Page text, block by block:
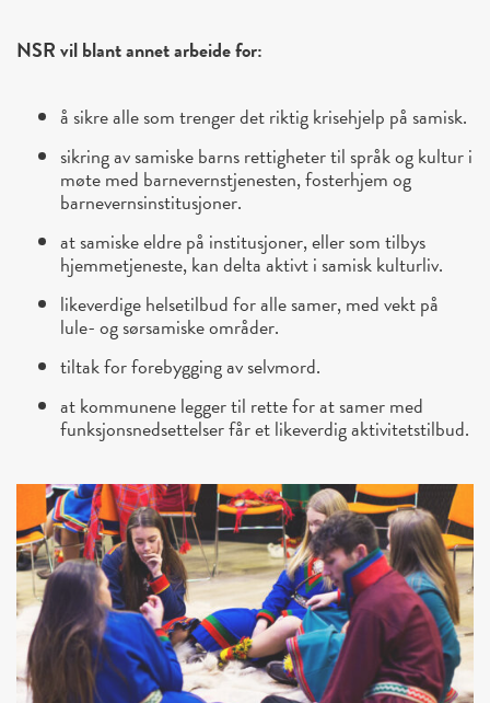
NSR vil blant annet arbeide for:
å sikre alle som trenger det riktig krisehjelp på samisk.
sikring av samiske barns rettigheter til språk og kultur i
møte med barnevernstjenesten, fosterhjem og
barnevernsinstitusjoner.
at samiske eldre på institusjoner, eller som tilbys
hjemmetjeneste, kan delta aktivt i samisk kulturliv.
likeverdige helsetilbud for alle samer, med vekt på
lule- og sørsamiske områder.
tiltak for forebygging av selvmord.
at kommunene legger til rette for at samer med
funksjonsnedsettelser får et likeverdig aktivitetstilbud.